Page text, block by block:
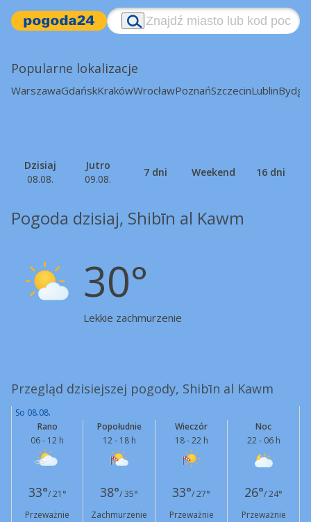
Popularne lokalizacje
WarszawaGdańskKrakówWrocławPoznańSzczecinLublin
Dzisiaj
08.08.
Jutro
09.08.
7 dni Weekend 16 dni
Pogoda dzisiaj, Shibīn al Kawm
30°
Lekkie zachmurzenie
Przegląd dzisiejszej pogody, Shibīn al Kawm
So 08.08.
Rano
06 - 12 h
Popołudnie
12 - 18 h
Wieczór
18 - 22 h
Noc
22 - 06 h
33°/ 21° 38°/ 35° 33°/ 27° 26°/ 24°
Przeważnie
Zachmurzenie
Przeważnie
Przeważnie